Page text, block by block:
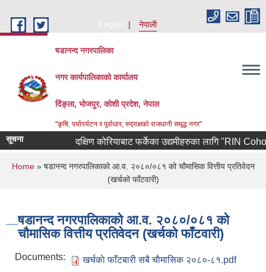
English
नेपाली
षडानन्द नगरपालिका
नगर कार्यपालिकाको कार्यालय
दिंङ्ला, भोजपुर, कोशी प्रदेश, नेपाल
"कृषि, पर्यापर्यटन र पूर्वाधार, रुद्राक्षको राजधानी समृद्ध नगर"
सूचना दक्षिण कोरियाबाट फर्केका उद्यमीहरुका लागि "RIN
You are here
Home» षडानन्द नगरपालिकाको आ.व. २०८०/०८१ को चौमासिक वित्तीय प्रतिवेदन
(खर्चको फाँटवारी)
षडानन्द नगरपालिकाको आ.व. २०८०/०८१ को
चौमासिक वित्तीय प्रतिवेदन (खर्चको फाँटवारी)
Documents: खर्चकाे फाँटबारी सबै चाैमासिक २०८०-८१.pdf